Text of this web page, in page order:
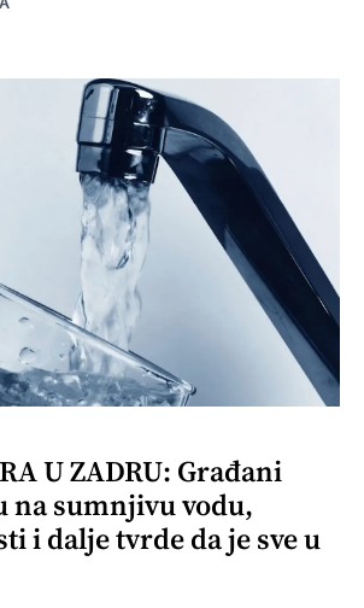
U ZADRU: Građani
na sumnjivu vodu,
i dalje tvrde da je sve u